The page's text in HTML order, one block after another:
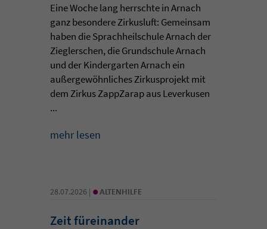
Eine Woche lang herrschte in Arnach
ganz besondere Zirkusluft: Gemeinsam
haben die Sprachheilschule Arnach der
Zieglerschen, die Grundschule Arnach
und der Kindergarten Arnach ein
außergewöhnliches Zirkusprojekt mit
dem Zirkus ZappZarap aus Leverkusen
...
mehr lesen
28.07.2026 | • ALTENHILFE
Zeit füreinander